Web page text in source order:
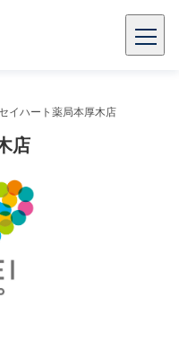
イハート薬局本厚木店
店